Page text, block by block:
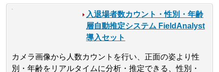
入退場者数カウント・性別・年齢
層自動推定システム FieldAnalyst
導入セット
カメラ画像から人数カウントを行い、正面の姿より性
別・年齢をリアルタイムに分析・推定できる、性別・